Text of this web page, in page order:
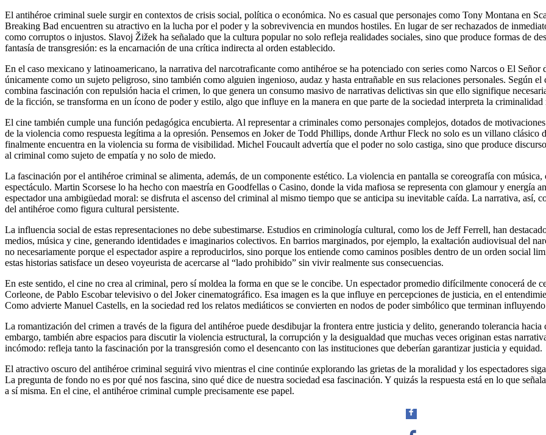
Twitter
Whatsapp
El antihéroe criminal suele surgir en contextos de crisis social, política o económica. No es casual que personajes como Tony Montana en
Breaking Bad encuentren su atractivo en la lucha por el poder y la sobrevivencia en mundos hostiles. En lugar de ser rechazados de
como corruptos o injustos. Slavoj Žižek ha señalado que la cultura popular no solo refleja realidades sociales, sino que produce formas de
fantasía de transgresión: es la encarnación de una crítica indirecta al orden establecido.
En el caso mexicano y latinoamericano, la narrativa del narcotraficante como antihéroe se ha potenciado con series como Narcos o El
únicamente como un sujeto peligroso, sino también como alguien ingenioso, audaz y hasta entrañable en sus relaciones personales. Según
combina fascinación con repulsión hacia el crimen, lo que genera un consumo masivo de narrativas delictivas sin que ello signifique
de la ficción, se transforma en un ícono de poder y estilo, algo que influye en la manera en que parte de la sociedad interpreta la criminalidad
El cine también cumple una función pedagógica encubierta. Al representar a criminales como personajes complejos, dotados de
de la violencia como respuesta legítima a la opresión. Pensemos en Joker de Todd Phillips, donde Arthur Fleck no solo es un villano
finalmente encuentra en la violencia su forma de visibilidad. Michel Foucault advertía que el poder no solo castiga, sino que produce
al criminal como sujeto de empatía y no solo de miedo.
La fascinación por el antihéroe criminal se alimenta, además, de un componente estético. La violencia en pantalla se coreografía con
espectáculo. Martin Scorsese lo ha hecho con maestría en Goodfellas o Casino, donde la vida mafiosa se representa con glamour y energía
espectador una ambigüedad moral: se disfruta el ascenso del criminal al mismo tiempo que se anticipa su inevitable caída. La narrativa,
del antihéroe como figura cultural persistente.
La influencia social de estas representaciones no debe subestimarse. Estudios en criminología cultural, como los de Jeff Ferrell, han
medios, música y cine, generando identidades e imaginarios colectivos. En barrios marginados, por ejemplo, la exaltación audiovisual del
no necesariamente porque el espectador aspire a reproducirlos, sino porque los entiende como caminos posibles dentro de un orden social
estas historias satisface un deseo voyeurista de acercarse al “lado prohibido” sin vivir realmente sus consecuencias.
En este sentido, el cine no crea al criminal, pero sí moldea la forma en que se le concibe. Un espectador promedio difícilmente conocerá de
Corleone, de Pablo Escobar televisivo o del Joker cinematográfico. Esa imagen es la que influye en percepciones de justicia, en el
Como advierte Manuel Castells, en la sociedad red los relatos mediáticos se convierten en nodos de poder simbólico que terminan
La romantización del crimen a través de la figura del antihéroe puede desdibujar la frontera entre justicia y delito, generando tolerancia
embargo, también abre espacios para discutir la violencia estructural, la corrupción y la desigualdad que muchas veces originan estas
incómodo: refleja tanto la fascinación por la transgresión como el desencanto con las instituciones que deberían garantizar justicia y equidad.
El atractivo oscuro del antihéroe criminal seguirá vivo mientras el cine continúe explorando las grietas de la moralidad y los espectadores
La pregunta de fondo no es por qué nos fascina, sino qué dice de nuestra sociedad esa fascinación. Y quizás la respuesta está en lo que
a sí misma. En el cine, el antihéroe criminal cumple precisamente ese papel.